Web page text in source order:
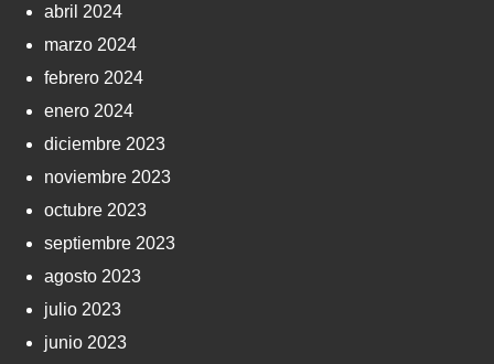
abril 2024
marzo 2024
febrero 2024
enero 2024
diciembre 2023
noviembre 2023
octubre 2023
septiembre 2023
agosto 2023
julio 2023
junio 2023